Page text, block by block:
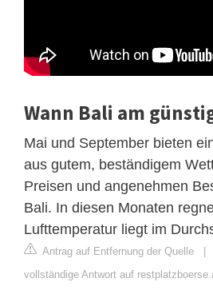
Wann Bali am
Mai und September bieten
aus gutem, beständigem
Preisen und angenehmen
Bali. In diesen Monaten
Lufttemperatur liegt im
Antrag auf Entfernung der Quelle |
vollständige Antwort auf